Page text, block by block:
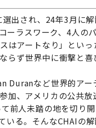
出され、24年3月に
ーラスワーク、4人の
はアートなり」とい
ず世界中に衝撃と喜
など世界的アー
加、アメリカの公共
前人未踏の地を切り
いる。そんなCHAIの